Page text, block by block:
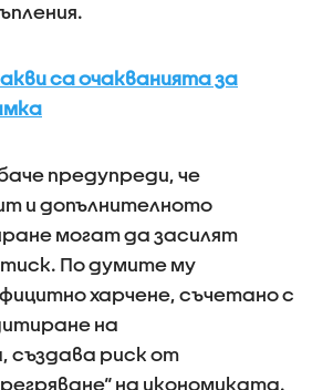
са очакванията за
предупреди, че
и допълнителното
могат да засилят
По думите му
харчене, съчетано с
на
риск от
на икономиката.